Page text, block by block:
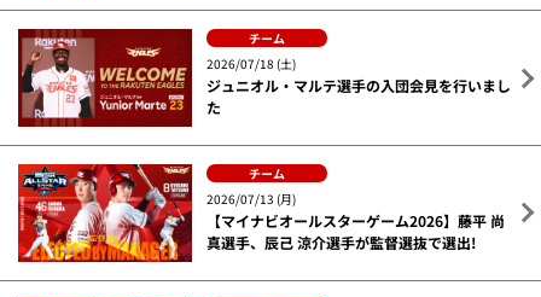
チーム
2026/07/18 (土)
ジュニオル・マルテ選手の入団会見を行いまし
た
チーム
2026/07/13 (月)
【マイナビオールスターゲーム2026】藤平 尚
真選手、辰己 涼介選手が監督選抜で選出!